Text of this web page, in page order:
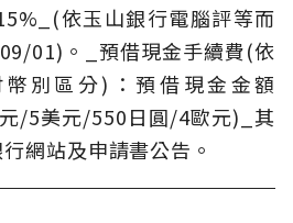
依玉山銀行電腦評等而
01)。_預借現金手續費(依
別區分)：預借現金金額
/5美元/550日圓/4歐元)_其
網站及申請書公告。